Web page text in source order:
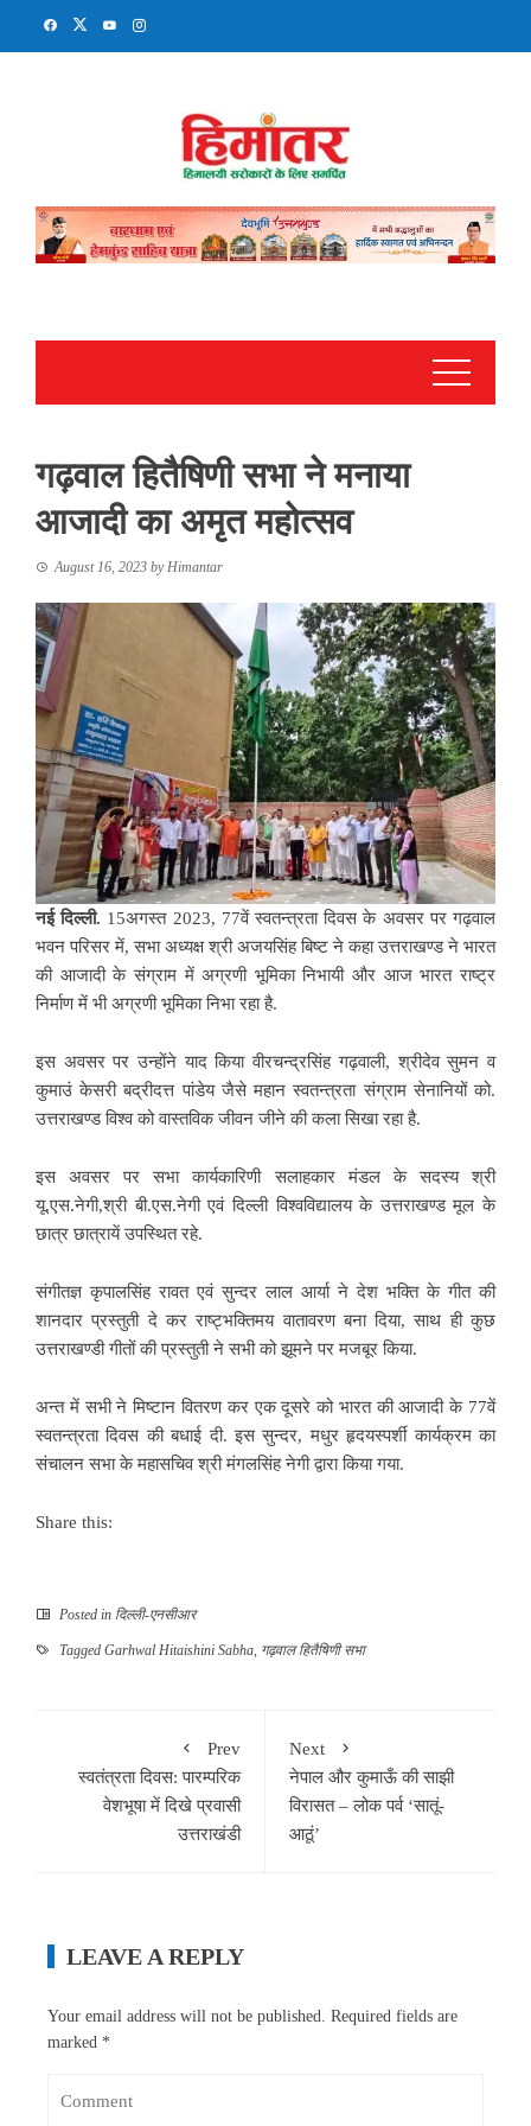
गढ़वाल हितैषिणी सभा ने मनाया
आजादी का अमृत महोत्सव
August 16, 2023 byHimantar
नई दिल्ली. 15अगस्त 2023, 77वें स्वतन्त्रता दिवस के अवसर पर गढ़वाल
भवन परिसर में, सभा अध्यक्ष श्री अजयसिंह बिष्ट ने कहा उत्तराखण्ड ने भारत
की आजादी के संग्राम में अग्रणी भूमिका निभायी और आज भारत राष्ट्र
निर्माण में भी अग्रणी भूमिका निभा रहा है.
इस अवसर पर उन्होंने याद किया वीरचन्द्रसिंह गढ़वाली, श्रीदेव सुमन व
कुमाउं केसरी बद्रीदत्त पांडेय जैसे महान स्वतन्त्रता संग्राम सेनानियों को.
उत्तराखण्ड विश्व को वास्तविक जीवन जीने की कला सिखा रहा है.
इस अवसर पर सभा कार्यकारिणी सलाहकार मंडल के सदस्य श्री
यू.एस.नेगी,श्री बी.एस.नेगी एवं दिल्ली विश्वविद्यालय के उत्तराखण्ड मूल के
छात्र छात्रायें उपस्थित रहे.
संगीतज्ञ कृपालसिंह रावत एवं सुन्दर लाल आर्या ने देश भक्ति के गीत की
शानदार प्रस्तुती दे कर राष्ट्भक्तिमय वातावरण बना दिया, साथ ही कुछ
उत्तराखण्डी गीतों की प्रस्तुती ने सभी को झूमने पर मजबूर किया.
अन्त में सभी ने मिष्टान वितरण कर एक दूसरे को भारत की आजादी के 77वें
स्वतन्त्रता दिवस की बधाई दी. इस सुन्दर, मधुर हृदयस्पर्शी कार्यक्रम का
संचालन सभा के महासचिव श्री मंगलसिंह नेगी द्वारा किया गया.
Share this:
Posted in दिल्ली-एनसीआर
Tagged Garhwal Hitaishini Sabha गढ़वाल हितैषिणी सभा
Prev
स्वतंत्रता दिवस: पारम्परिक
वेशभूषा में दिखे प्रवासी
उत्तराखंडी
Next
नेपाल और कुमाऊँ की साझी
विरासत – लोक पर्व ‘सातूं-
आठूं’
LEAVE A REPLY
Your email address will not be published. Required fields are
marked *